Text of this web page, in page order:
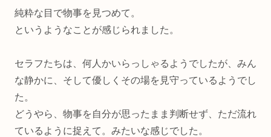
純粋な目で物事を見つめて。
というようなことが感じられました。
セラフたちは、何人かいらっしゃるようでしたが、みん
な静かに、そして優しくその場を見守っているようでし
た。
どうやら、物事を自分が思ったまま判断せず、ただ流れ
ているように捉えて。みたいな感じでした。